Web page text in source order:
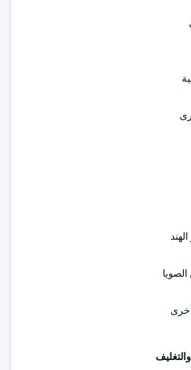
أخرى